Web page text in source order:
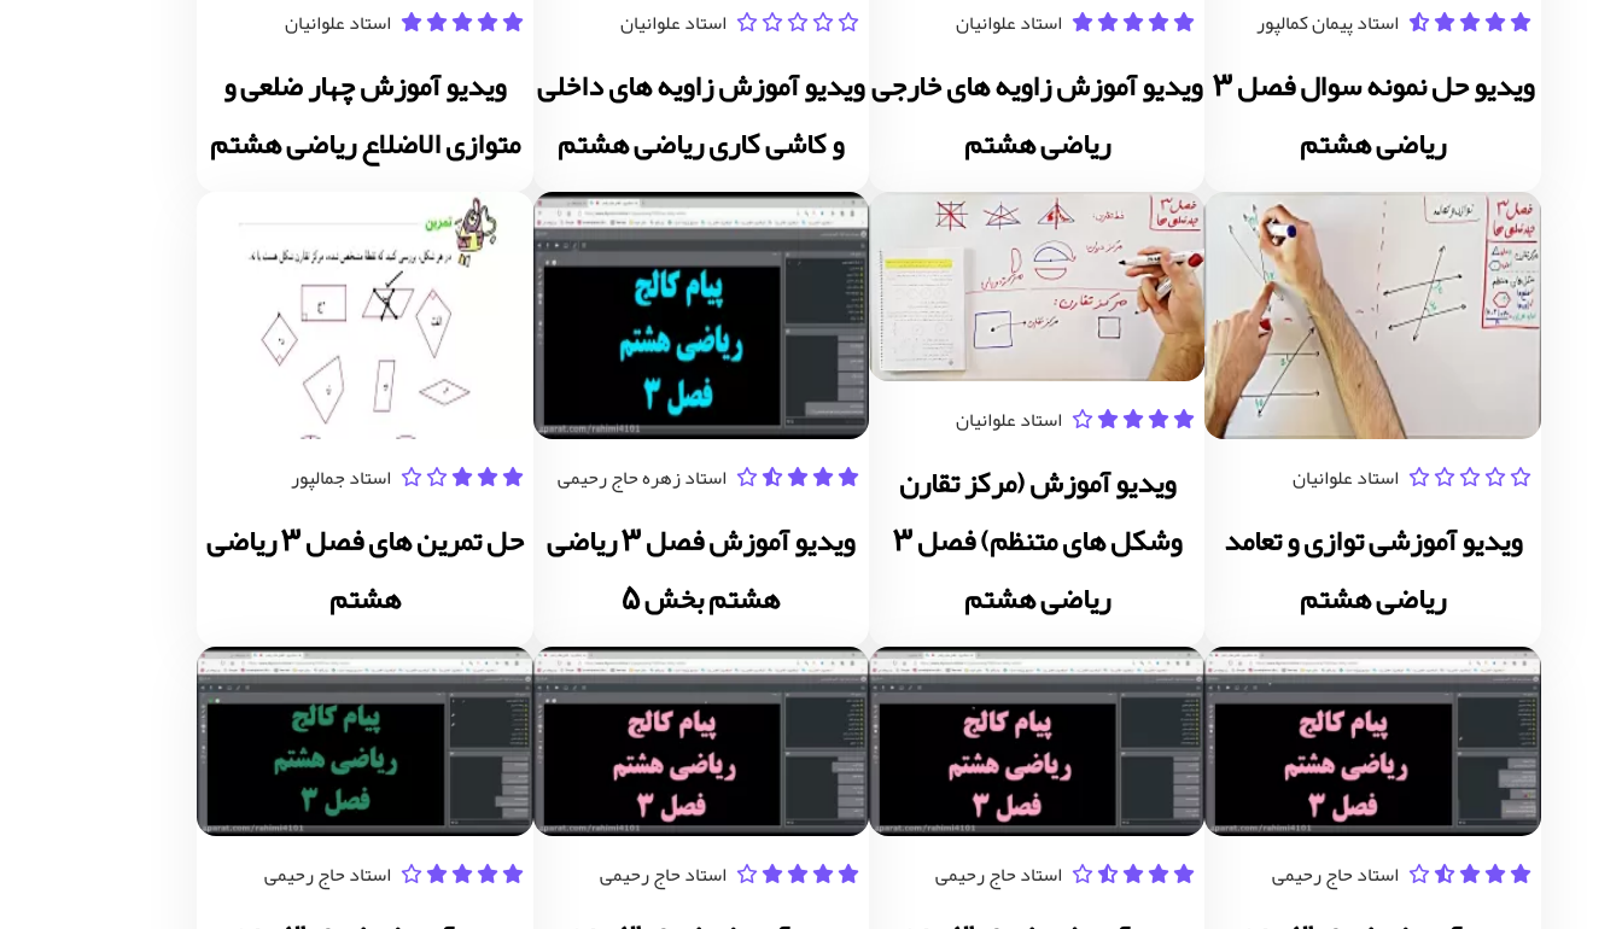
استاد پیمان کمالپور
ویدیو حل نمونه سوال فصل 3
ریاضی هشتم
استاد علوانیان
ویدیو آموزش زاویه های خارجی
ریاضی هشتم
استاد علوانیان
ویدیو آموزش زاویه های داخلی
و کاشی کاری ریاضی هشتم
استاد علوانیان
ویدیو آموزش چهار ضلعی و
متوازی الاضلاع ریاضی هشتم
استاد علوانیان
ویدیو آموزشی توازی و تعامد
ریاضی هشتم
استاد علوانیان
ویدیو آموزش (مرکز تقارن
وشکل های متنظم) فصل 3
ریاضی هشتم
استاد زهره حاج رحیمی
ویدیو آموزش فصل 3 ریاضی
هشتم بخش 5
استاد جمالپور
حل تمرین های فصل 3 ریاضی
هشتم
استاد حاج رحیمی استاد حاج رحیمی استاد حاج رحیمی استاد حاج رحیمی